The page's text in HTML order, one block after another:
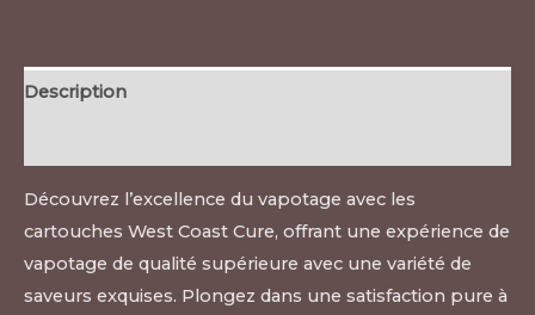
Description
Découvrez l’excellence du vapotage avec les
cartouches West Coast Cure, offrant une expérience de
vapotage de qualité supérieure avec une variété de
saveurs exquises. Plongez dans une satisfaction pure à